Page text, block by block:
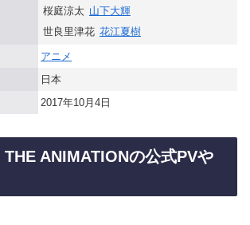
桜庭涼太 山下大輝
世良里津花 花江夏樹
アニメ
日本
2017年10月4日
ANIMATIONの公式PVや